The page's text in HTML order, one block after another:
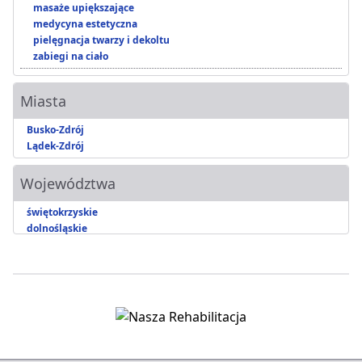
masaże upiększające
medycyna estetyczna
pielęgnacja twarzy i dekoltu
zabiegi na ciało
Miasta
Busko-Zdrój
Lądek-Zdrój
Województwa
świętokrzyskie
dolnośląskie